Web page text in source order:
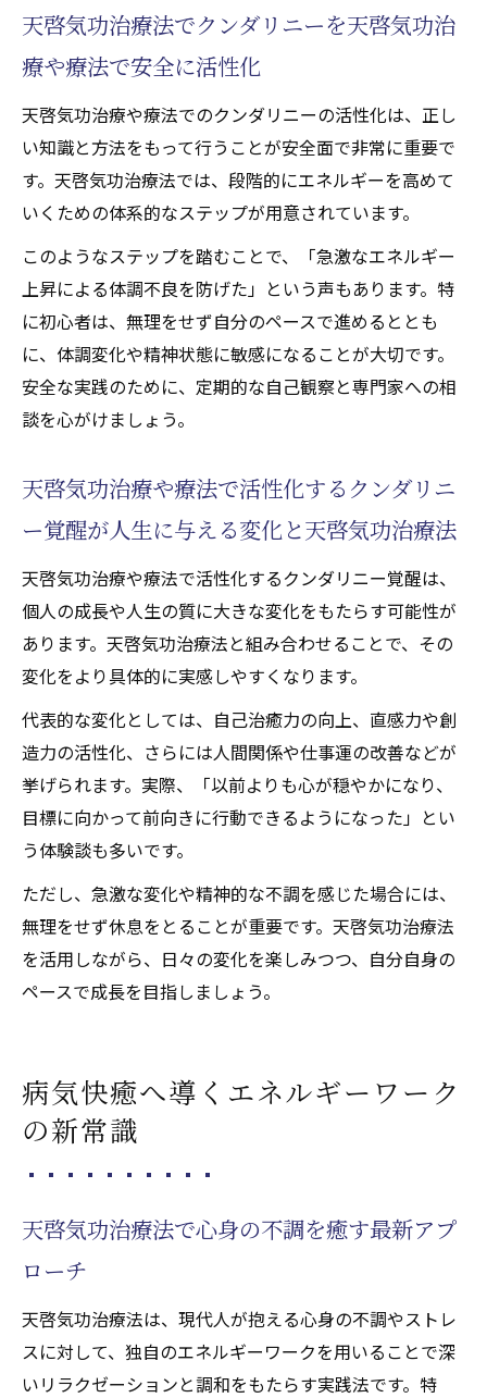
天啓気功治療法でクンダリニーを天啓気功治
療や療法で安全に活性化
天啓気功治療や療法でのクンダリニーの活性化は、正し
い知識と方法をもって行うことが安全面で非常に重要で
す。天啓気功治療法では、段階的にエネルギーを高めて
いくための体系的なステップが用意されています。
このようなステップを踏むことで、「急激なエネルギー
上昇による体調不良を防げた」という声もあります。特
に初心者は、無理をせず自分のペースで進めるととも
に、体調変化や精神状態に敏感になることが大切です。
安全な実践のために、定期的な自己観察と専門家への相
談を心がけましょう。
天啓気功治療や療法で活性化するクンダリニ
ー覚醒が人生に与える変化と天啓気功治療法
天啓気功治療や療法で活性化するクンダリニー覚醒は、
個人の成長や人生の質に大きな変化をもたらす可能性が
あります。天啓気功治療法と組み合わせることで、その
変化をより具体的に実感しやすくなります。
代表的な変化としては、自己治癒力の向上、直感力や創
造力の活性化、さらには人間関係や仕事運の改善などが
挙げられます。実際、「以前よりも心が穏やかになり、
目標に向かって前向きに行動できるようになった」とい
う体験談も多いです。
ただし、急激な変化や精神的な不調を感じた場合には、
無理をせず休息をとることが重要です。天啓気功治療法
を活用しながら、日々の変化を楽しみつつ、自分自身の
ペースで成長を目指しましょう。
病気快癒へ導くエネルギーワーク
の新常識
天啓気功治療法で心身の不調を癒す最新アプ
ローチ
天啓気功治療法は、現代人が抱える心身の不調やストレ
スに対して、独自のエネルギーワークを用いることで深
いリラクゼーションと調和をもたらす実践法です。特